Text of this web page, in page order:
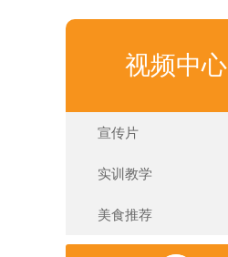
视频中心
宣传片
实训教学
美食推荐